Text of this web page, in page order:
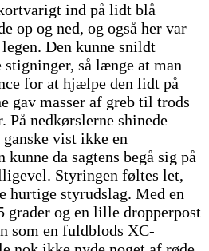
ind på lidt blå
op og ned, og også her var
Den kunne snildt
så længe at man
for at hjælpe den lidt på
gav masser af greb til trods
På nedkørslerne shinede
vist ikke en
da sagtens begå sig på
Styringen føltes let,
hurtige styrudslag. Med en
grader og en lille dropperpost
som en fuldblods XC-